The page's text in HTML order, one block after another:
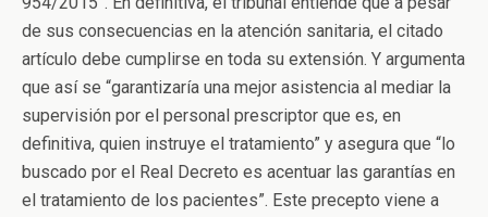
de sus consecuencias en la atención sanitaria, el citado
artículo debe cumplirse en toda su extensión. Y argumenta
que así se “garantizaría una mejor asistencia al mediar la
supervisión por el personal prescriptor que es, en
definitiva, quien instruye el tratamiento” y asegura que “lo
buscado por el Real Decreto es acentuar las garantías en
el tratamiento de los pacientes”. Este precepto viene a